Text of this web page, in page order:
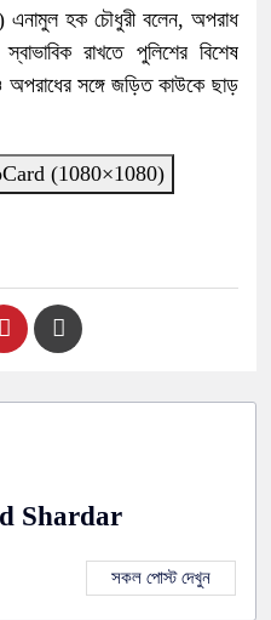
এনামুল হক চৌধুরী বলেন, অপরাধ
রাখতে পুলিশের বিশেষ
সঙ্গে জড়িত কাউকে ছাড়
(1080×1080)
Shardar
সকল পোস্ট দেখুন